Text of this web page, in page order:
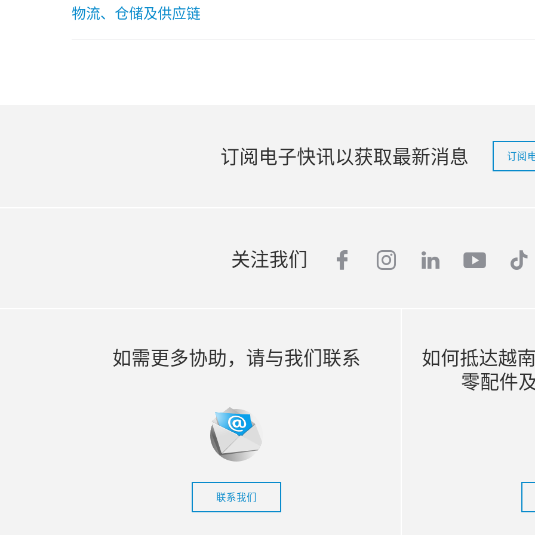
物流、仓储及供应链
订阅电子快讯以获取最新消息 订阅
关注我们 facebook
instagram
linkedinyoutube
如需更多协助，请与我们联系
联系我们
如何抵达越
零配件